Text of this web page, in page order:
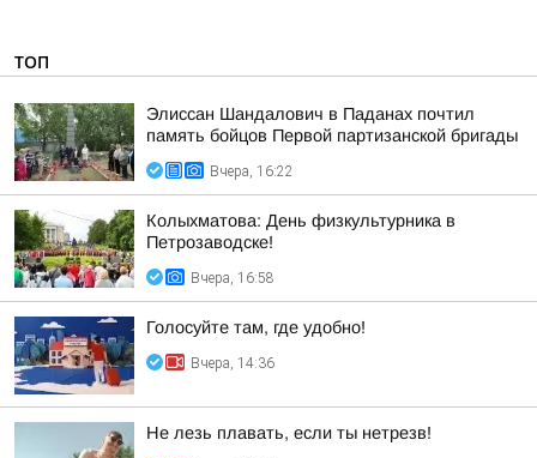
ТОП
Элиссан Шандалович в Паданах почтил
память бойцов Первой партизанской бригады
Вчера, 16:22
Колыхматова: День физкультурника в
Петрозаводске!
Вчера, 16:58
Голосуйте там, где удобно!
Вчера, 14:36
Не лезь плавать, если ты нетрезв!